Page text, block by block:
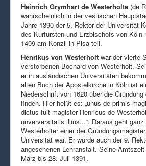
Heinrich Grymhart de Westerholte (de
wahrscheinlich in der vestischen
Jahre 1390 der 5. Rektor der Universität
des Kurfürsten und Erzbischofs von Köln
1409 am Konzil in Pisa teil.
Henrikus von Westerholt war der vierte
verstorbenen Bochard von Westerholt.
er in ausländischen Universitäten
alten Buch der Apostelkirche in Köln ist
Niederschrift von 1620 über die
finden. Hier heißt es: „unus de primis
dictus fuit magister Henricus de
unverversitatis illius...“. Daraus geht
Westerholter einer der
Universität war. Er wurde auch der 9.
angesehenen Lehranstalt. Seine
März bis 28. Juli 1391.